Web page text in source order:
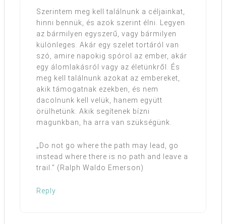
Szerintem meg kell találnunk a céljainkat,
hinni bennük, és azok szerint élni. Legyen
az bármilyen egyszerű, vagy bármilyen
különleges. Akár egy szelet tortáról van
szó, amire napokig spórol az ember, akár
egy álomlakásról vagy az életünkről. És
meg kell találnunk azokat az embereket,
akik támogatnak ezekben, és nem
dacolnunk kell velük, hanem együtt
örülhetünk. Akik segítenek bízni
magunkban, ha arra van szükségünk.
„Do not go where the path may lead, go
instead where there is no path and leave a
trail.” (Ralph Waldo Emerson)
Reply